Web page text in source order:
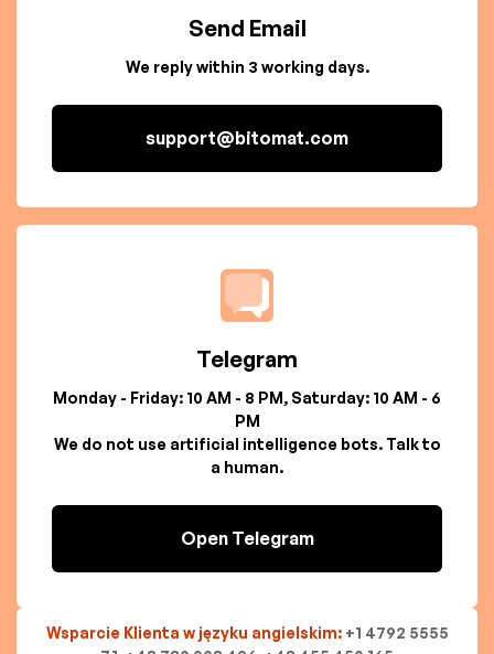
Send Email
We reply within 3 working days.
support@bitomat.com
Telegram
Monday - Friday: 10 AM - 8 PM, Saturday: 10 AM - 6
PM
We do not use artificial intelligence bots. Talk to
a human.
Open Telegram
Wsparcie Klienta w języku angielskim: +1 4792 5555